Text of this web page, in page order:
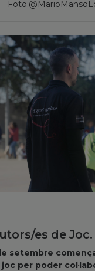
es de Joc.
setembre
per poder